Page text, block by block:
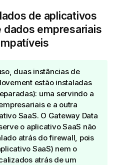
de aplicativos
dados empresariais
duas instâncias de
estão instaladas
uma servindo a
e a outra
SaaS. O Gateway Data
o aplicativo SaaS não
atrás do firewall, pois
SaaS) nem o
atrás de um